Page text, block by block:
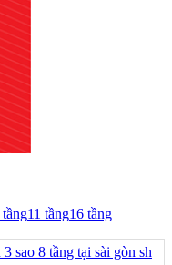
tầng11 tầng16 tầng